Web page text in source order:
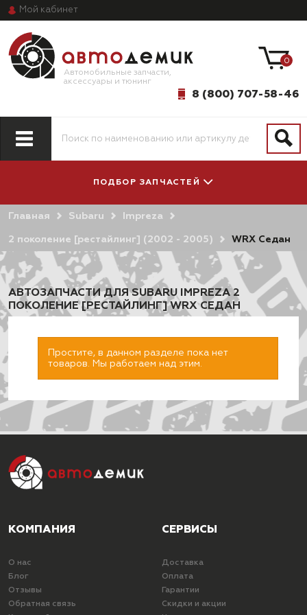
Мой кабинет
Автомобильные запчасти,
аксессуары и тюнинг
8 (800) 707-58-46
0
ПОДБОР ЗАПЧАСТЕЙ
АВТОМОБИЛЯ
И АГРЕГАТАМ
ПОДОБРАТЬ
Главная Subaru Impreza
2 поколение [рестайлинг] (2002 - 2005) WRX Седан
АВТОЗАПЧАСТИ ДЛЯ SUBARU IMPREZA 2
ПОКОЛЕНИЕ [РЕСТАЙЛИНГ] WRX СЕДАН
Простите, в данном разделе пока нет
товаров. Мы работаем над этим.
КОМПАНИЯ
О нас
Блог
Отзывы
Обратная связь
СЕРВИСЫ
Доставка
Оплата
Гарантии
Скидки и акции